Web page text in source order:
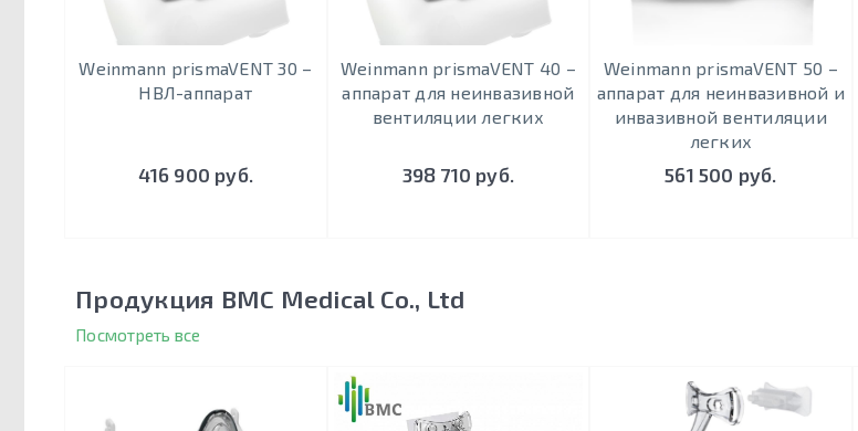
Weinmann prismaVENT 30 –
НВЛ-аппарат
416 900 руб.
Weinmann prismaVENT 40 –
аппарат для неинвазивной
вентиляции легких
398 710 руб.
Weinmann prismaVENT 50 –
аппарат для неинвазивной и
инвазивной вентиляции
легких
561 500 руб.
Продукция BMC Medical Co., Ltd
Посмотреть все